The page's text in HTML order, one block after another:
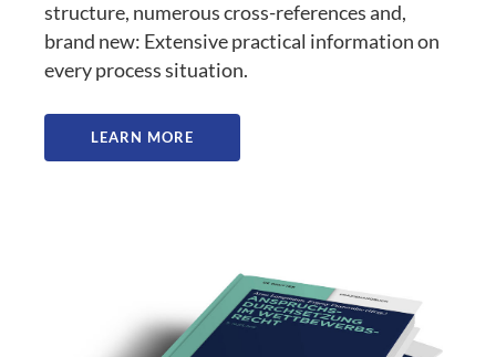
structure, numerous cross-references and,
brand new: Extensive practical information on
every process situation.
LEARN MORE